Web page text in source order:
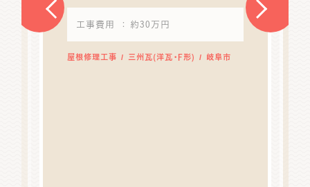
工事費用 ： 約30万円
屋根修理工事 三州瓦(洋瓦・F形) 岐阜市